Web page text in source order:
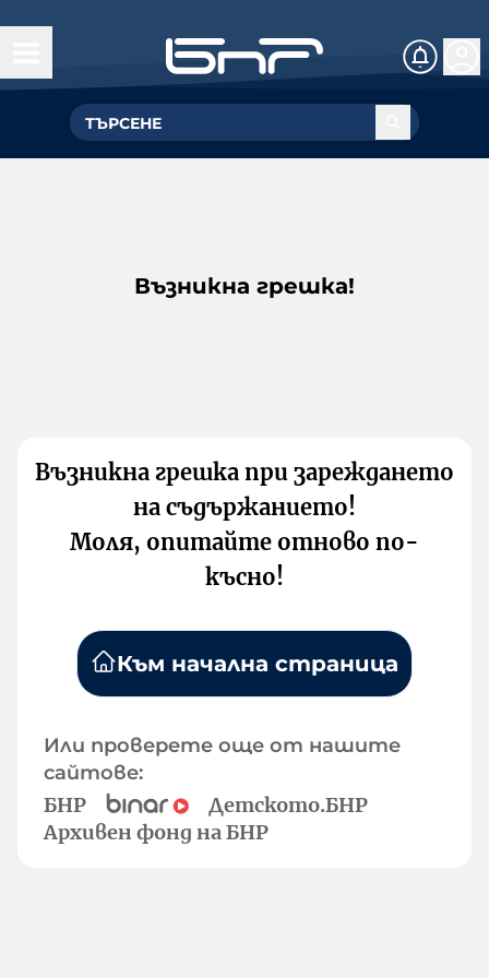
Възникна грешка!
Възникна грешка при зареждането
на съдържанието!
Моля, опитайте отново по-
късно!
Към начална страница
Или проверете още от нашите
сайтове:
БНР
Детското.БНР
Архивен фонд на БНР